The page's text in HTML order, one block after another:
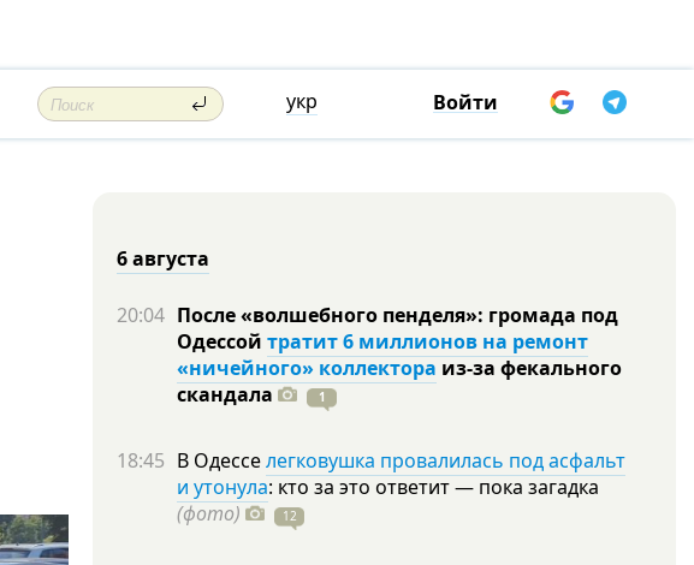
укр Войти
6 августа
20:04 После «волшебного пенделя»: громада под
Одессой тратит 6 миллионов на ремонт
«ничейного» коллектора из-за фекального
скандала
1
18:45 В Одесселегковушка провалилась под асфальт
и утонула: кто за это ответит — пока загадка
(фото)
12